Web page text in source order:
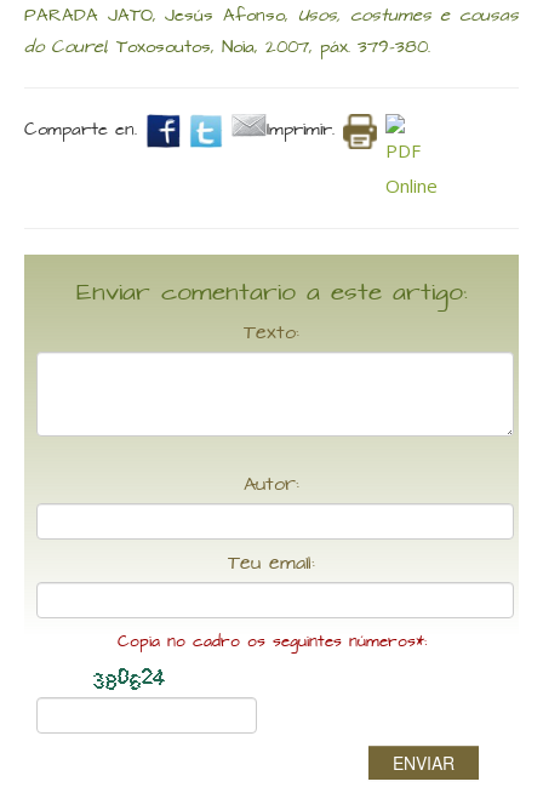
PARADA JATO, Jesús Afonso, Usos, costumes e cousas
do Courel, Toxosoutos, Noia, 2007, páx. 379-380.
Comparte en. Imprimir.
Enviar comentario a este artigo:
Texto:
Autor:
Teu email:
Copia no cadro os seguintes números*:
ENVIAR